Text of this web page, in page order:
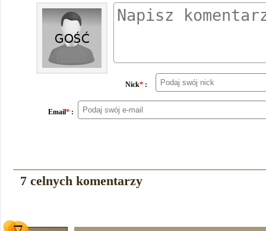
Nick* :
Email* :
7 celnych komentarzy